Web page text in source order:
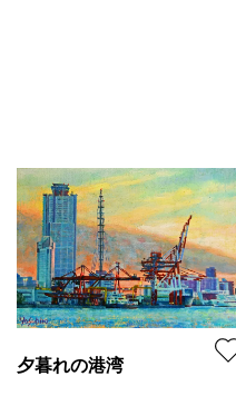
夕暮れの港湾